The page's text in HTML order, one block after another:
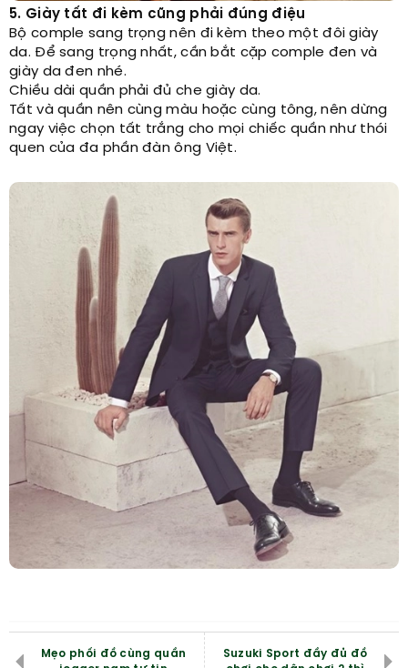
5. Giày tất đi kèm cũng phải đúng điệu
Bộ comple sang trọng nên đi kèm theo một đôi giày
da. Để sang trọng nhất, cần bắt cặp comple đen và
giày da đen nhé.
Chiều dài quần phải đủ che giày da.
Tất và quần nên cùng màu hoặc cùng tông, nên dừng
ngay việc chọn tất trắng cho mọi chiếc quần như thói
quen của đa phần đàn ông Việt.
Mẹo phối đồ cùng quần
Suzuki Sport đầy đủ đồ